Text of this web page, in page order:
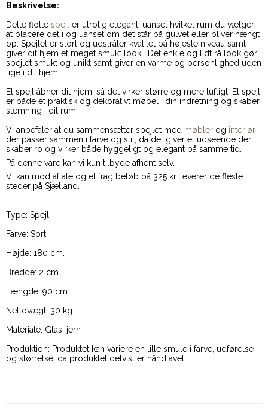
Beskrivelse:
Dette flotte spejl er utrolig elegant, uanset hvilket rum du vælger
at placere det i og uanset om det står på gulvet eller bliver hængt
op. Spejlet er stort og udstråler kvalitet på højeste niveau samt
giver dit hjem et meget smukt look. Det enkle og lidt rå look gør
spejlet smukt og unikt samt giver en varme og personlighed uden
lige i dit hjem.
Et spejl åbner dit hjem, så det virker større og mere luftigt. Et spejl
er både et praktisk og dekorativt møbel i din indretning og skaber
stemning i dit rum.
Vi anbefaler at du sammensætter spejlet med møbler og interiør
der passer sammen i farve og stil, da det giver et udseende der
skaber ro og virker både hyggeligt og elegant på samme tid.
På denne vare kan vi kun tilbyde afhent selv.
Vi kan mod aftale og et fragtbeløb på 325 kr. leverer de fleste
steder på Sjælland.
Type: Spejl
Farve: Sort
Højde: 180 cm.
Bredde: 2 cm.
Længde: 90 cm.
Nettovægt: 30 kg.
Materiale: Glas, jern
Produktion: Produktet kan variere en lille smule i farve, udførelse
og størrelse, da produktet delvist er håndlavet.